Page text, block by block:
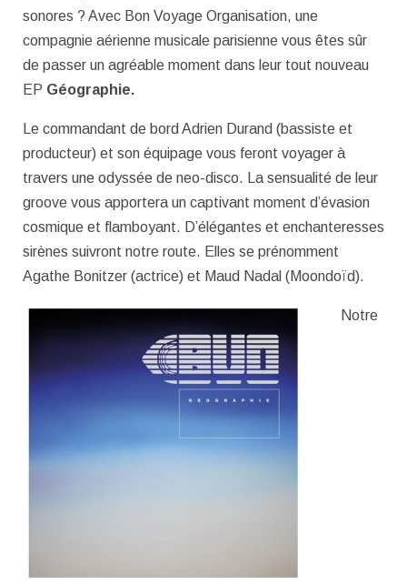
sonores ? Avec Bon Voyage Organisation, une
compagnie aérienne musicale parisienne vous êtes sûr
de passer un agréable moment dans leur tout nouveau
EP Géographie.
Le commandant de bord Adrien Durand (bassiste et
producteur) et son équipage vous feront voyager à
travers une odyssée de neo-disco. La sensualité de leur
groove vous apportera un captivant moment d’évasion
cosmique et flamboyant. D’élégantes et enchanteresses
sirènes suivront notre route. Elles se prénomment
Agathe Bonitzer (actrice) et Maud Nadal (Moondoïd).
Notre